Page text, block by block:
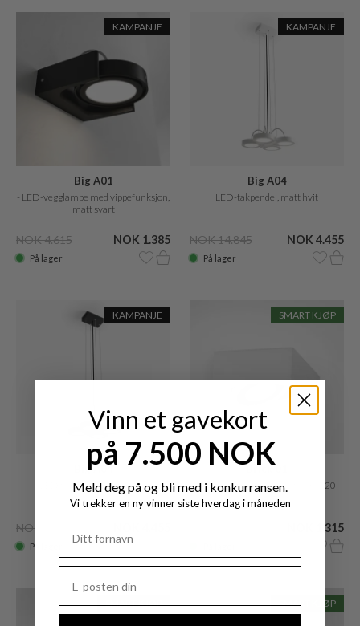
KAMPANJE
Big A01
- LED-vegglampe med vippefunksjon,
matt svart
NOK 4.615 NOK 1.385
På lager
KAMPANJE
Big A04
LED-takpendel, matt hvit
NOK 14.845 NOK 4.455
På lager
KAMPANJE
Big A04
LED takpendel, matt svart
NOK 14.845
På lager
SMART KJØP
Brick 01
LED Vegglampe 16x125x5h IP20
NOK 1.315
SMART KJØP SMART KJØP
Vinn et gavekort
på 7.500 NOK
Meld deg på og bli med i konkurransen.
Vi trekker en ny vinner siste hverdag i måneden